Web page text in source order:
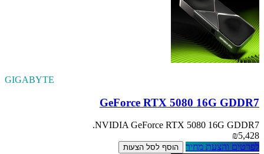
GIGABYTE
GeForce RTX 5080 16G GDDR7
NVIDIA GeForce RTX 5080 16G GDDR7.
₪5,428
לפרטים והצעת מחיר
הוסף לסל הצעות